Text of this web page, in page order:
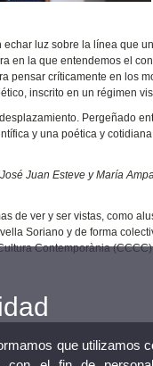
luz sobre la línea que
en la que entendemos el
pensar críticamente en los
inscrito en un régimen
Pergeñado
y una poética y
Juan Esteve y María
de ver y ser vistas, como
Soriano y de forma
Contemporània
que utilizamos